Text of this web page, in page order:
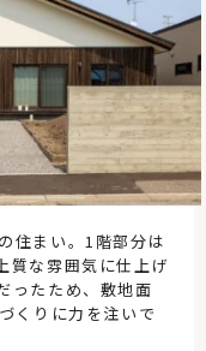
住まい。1階部分は
質な雰囲気に仕上げ
ったため、敷地面
くりに力を注いで